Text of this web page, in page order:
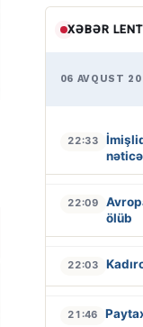
XƏBƏR
06 AVQUST
22:33
22:09
ölüb
22:03
21:46